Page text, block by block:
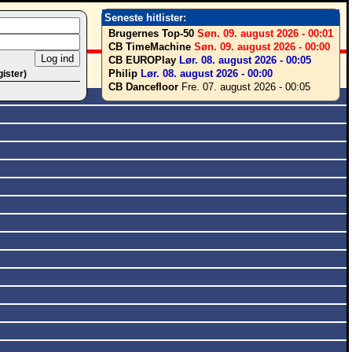
Seneste hitlister:
Brugernes Top-50 Søn. 09. august 2026 - 00:01
CB TimeMachine Søn. 09. august 2026 - 00:00
CB EUROPlay Lør. 08. august 2026 - 00:05
Philip Lør. 08. august 2026 - 00:00
CB Dancefloor Fre. 07. august 2026 - 00:05